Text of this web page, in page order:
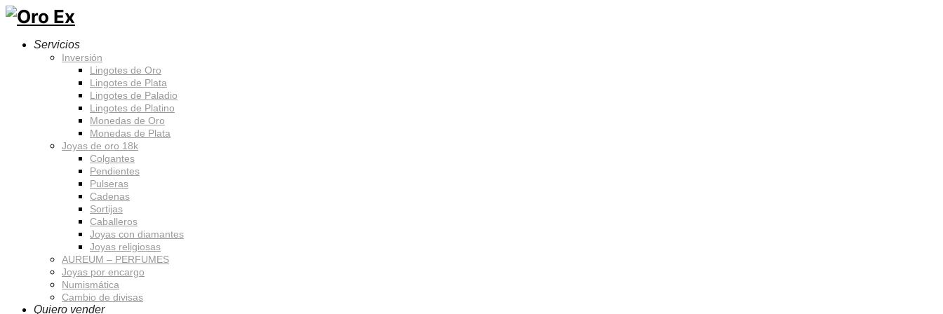
Servicios
Inversión
Lingotes de Oro
Lingotes de Plata
Lingotes de Paladio
Lingotes de Platino
Monedas de Oro
Monedas de Plata
Joyas de oro 18k
Colgantes
Pendientes
Pulseras
Cadenas
Sortijas
Caballeros
Joyas con diamantes
Joyas religiosas
AUREUM – PERFUMES
Joyas por encargo
Numismática
Cambio de divisas
Quiero vender